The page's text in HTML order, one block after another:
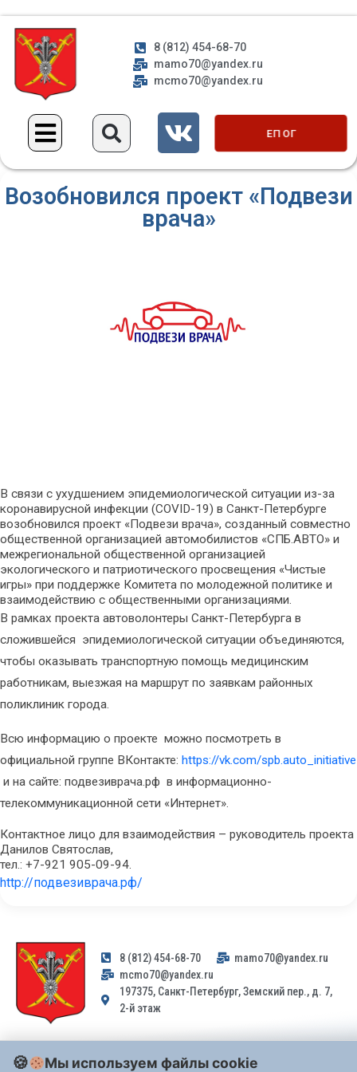
8 (812) 454-68-70
mamo70@yandex.ru
mcmo70@yandex.ru
ЕП ОГ
Возобновился проект «Подвези
врача»
В связи с ухудшением эпидемиологической ситуации из-за
коронавирусной инфекции (COVID-19) в Санкт-Петербурге
возобновился проект «Подвези врача», созданный совместно
общественной организацией автомобилистов «СПБ.АВТО» и
межрегиональной общественной организацией
экологического и патриотического просвещения «Чистые
игры» при поддержке Комитета по молодежной политике и
взаимодействию с общественными организациями.
В рамках проекта автоволонтеры Санкт-Петербурга в
сложившейся эпидемиологической ситуации объединяются,
чтобы оказывать транспортную помощь медицинским
работникам, выезжая на маршрут по заявкам районных
поликлиник города.
Всю информацию о проекте можно посмотреть в
официальной группе ВКонтакте: https://vk.com/spb.auto_initiative
и на сайте: подвезиврача.рф в информационно-
телекоммуникационной сети «Интернет».
Контактное лицо для взаимодействия – руководитель проекта
Данилов Святослав,
тел.: +7-921 905-09-94.
http://подвезиврача.рф/
8 (812) 454-68-70
mamo70@yandex.ru
mcmo70@yandex.ru
197375, Санкт-Петербург, Земский пер., д. 7,
2-й этаж
адрес email, не могут быть рассмотрены на основании
Мы используем файлы cookie